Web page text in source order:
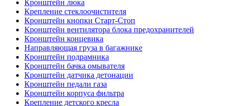
Кронштейн люка
Крепление стеклоочистителя
Кронштейн кнопки Старт-Стоп
Кронштейн вентилятора блока предохранителей
Кронштейн концевика
Направляющая груза в багажнике
Кронштейн подрамника
Кронштейн бачка омывателя
Кронштейн датчика детонации
Кронштейн педали газа
Кронштейн корпуса фильтра
Крепление детского кресла